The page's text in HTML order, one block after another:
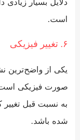
دلایل بسیار زیادی
است.
۶. تغییر فیزیکی
یکی از واضح‌ترین
صورت فیزیکی است.
به نسبت قبل
شده باشد.